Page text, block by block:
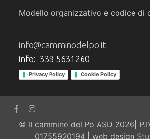
Modello organizzativo e codice di
info@camminodelpo.it
info: 338 5631260
Privacy Policy Cookie Policy
© Il cammino del Po ASD 2026|
01755920194 | web design